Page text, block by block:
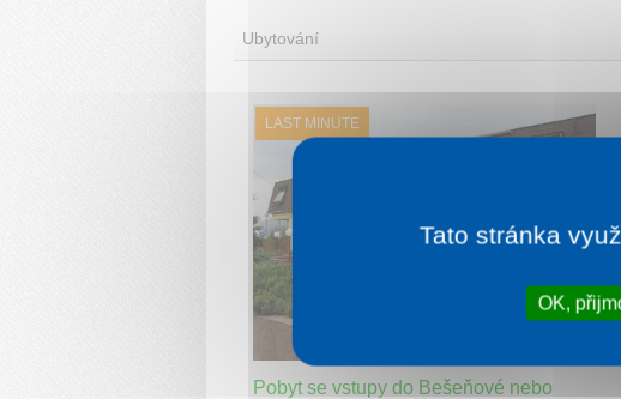
Ubytování
LAST MINUTE
Pobyt se vstupy do Bešeňové nebo
Tato stránka
OK,